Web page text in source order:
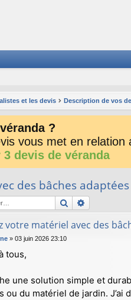
et les devis Description de vos
?
vous met en
devis de véranda
des bâches
Rechercher
votre matériel avec des
» 03 juin 2026 23:10
tous,
une solution simple et
ou du matériel de jardin. J’ai